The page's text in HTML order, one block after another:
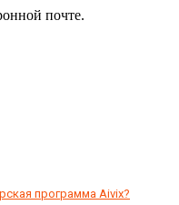
почте.
программа Aivix?